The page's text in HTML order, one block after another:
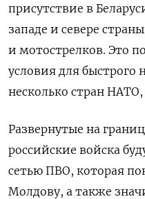
присутствие в
западе и севере
и мотострелков. Это
условия для быстрого
несколько стран
Развернутые на
российские войска
сетью ПВО, которая
Молдову, а также